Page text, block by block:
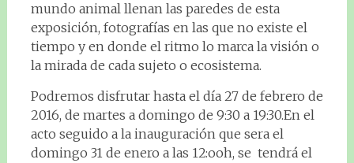
mundo animal llenan las paredes de esta
exposición, fotografías en las que no existe el
tiempo y en donde el ritmo lo marca la visión o
la mirada de cada sujeto o ecosistema.
Podremos disfrutar hasta el día 27 de febrero de
2016, de martes a domingo de 9:30 a 19:30.En el
acto seguido a la inauguración que sera el
domingo 31 de enero a las 12:ooh, se tendrá el